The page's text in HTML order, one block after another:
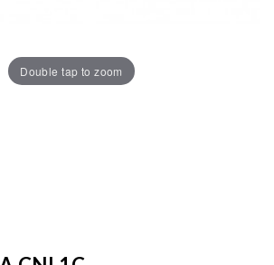
Double tap to zoom